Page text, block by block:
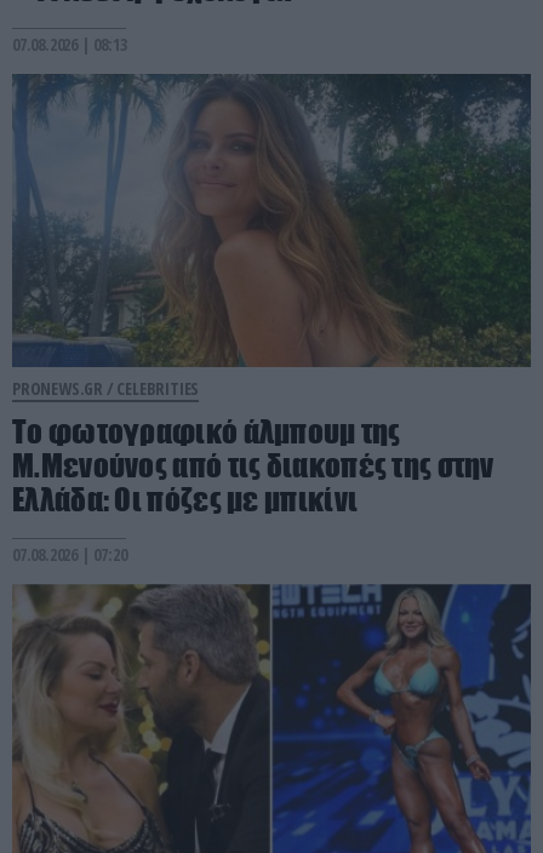
07.08.2026 | 08:13
PRONEWS.GR / CELEBRITIES
Το φωτογραφικό άλμπουμ της
Μ.Μενούνος από τις διακοπές της στην
Ελλάδα: Οι πόζες με μπικίνι
07.08.2026 | 07:20